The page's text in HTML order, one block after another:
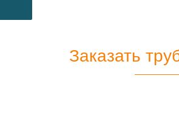
Заказать